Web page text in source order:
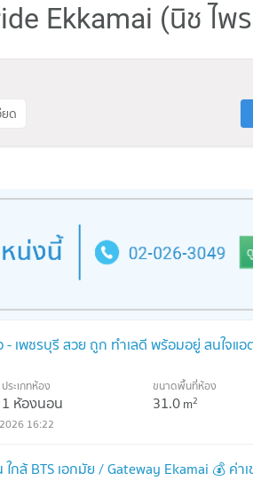
Ekkamai (นิช ไพ
ยด
- เพชรบุรี สวย ถูก ทำเลดี พร้อมอยู่ สนใจแอ
ประเภทห้อง
1 ห้องนอน
ขนาดพื้นที่ห้อง
31.0m2
16:22
กล้ BTS เอกมัย / Gateway Ekamai 💰 ค่า